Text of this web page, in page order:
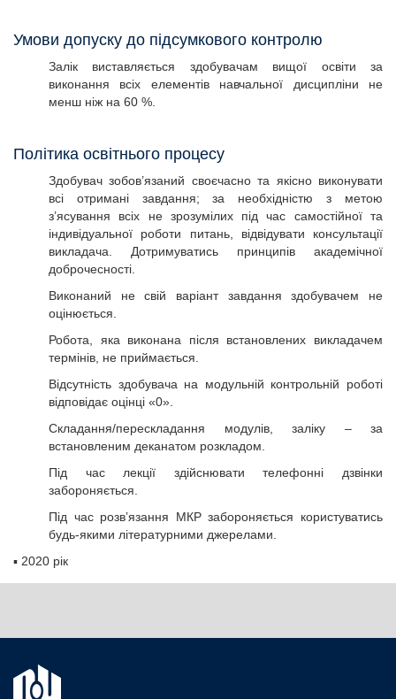
Умови допуску до підсумкового контролю
Залік виставляється здобувачам вищої освіти за
виконання всіх елементів навчальної дисципліни не
менш ніж на 60 %.
Політика освітнього процесу
Здобувач зобов’язаний своєчасно та якісно виконувати
всі отримані завдання; за необхідністю з метою
з’ясування всіх не зрозумілих під час самостійної та
індивідуальної роботи питань, відвідувати консультації
викладача. Дотримуватись принципів академічної
доброчесності.
Виконаний не свій варіант завдання здобувачем не
оцінюється.
Робота, яка виконана після встановлених викладачем
термінів, не приймається.
Відсутність здобувача на модульній контрольній роботі
відповідає оцінці «0».
Складання/перескладання модулів, заліку – за
встановленим деканатом розкладом.
Під час лекції здійснювати телефонні дзвінки
забороняється.
Під час розв’язання МКР забороняється користуватись
будь-якими літературними джерелами.
▪ 2020 рік